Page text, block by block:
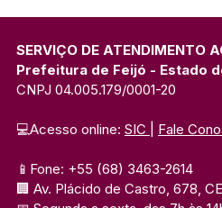
SERVIÇO DE ATENDIMENTO
Prefeitura de Feijó - Estado
CNPJ 04.005.179/0001-20
💻Acesso online: SIC Fale
📱Fone: +55 (68) 3463-2614
🏢 Av. Plácido de Castro, 678,